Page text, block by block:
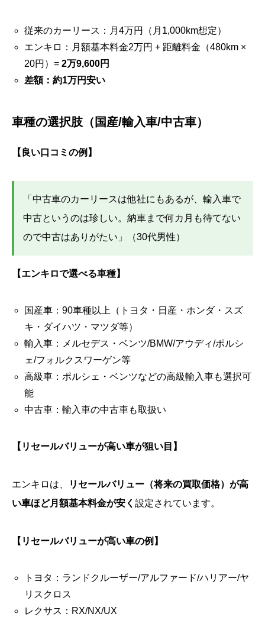
従来のカーリース：月4万円（月1,000km想定）
エンキロ：月額基本料金2万円 + 距離料金（480km ×
20円）= 2万9,600円
差額：約1万円安い
車種の選択肢（国産/輸入車/中古車）
【良い口コミの例】
「中古車のカーリースは他社にもあるが、輸入車で
中古というのは珍しい。納車まで何カ月も待てない
ので中古はありがたい」（30代男性）
【エンキロで選べる車種】
国産車：90車種以上（トヨタ・日産・ホンダ・スズ
キ・ダイハツ・マツダ等）
輸入車：メルセデス・ベンツ/BMW/アウディ/ポルシ
ェ/フォルクスワーゲン等
高級車：ポルシェ・ベンツなどの高級輸入車も選択可
能
中古車：輸入車の中古車も取扱い
【リセールバリューが高い車が狙い目】
エンキロは、
リセールバリュー（将来の買取価格）が高
い車ほど月額基本料金が安く 設定されています。
【リセールバリューが高い車の例】
トヨタ：ランドクルーザー/アルファード/ハリアー/ヤ
リスクロス
レクサス：RX/NX/UX